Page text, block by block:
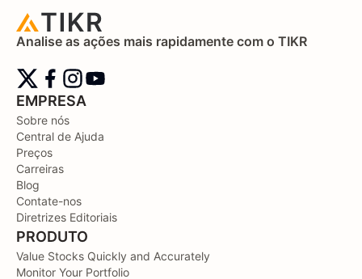
Analise as ações mais rapidamente com o TIKR
EMPRESA
Sobre nós
Central de Ajuda
Preços
Carreiras
Blog
Contate-nos
Diretrizes Editoriais
PRODUTO
Value Stocks Quickly and Accurately
Monitor Your Portfolio